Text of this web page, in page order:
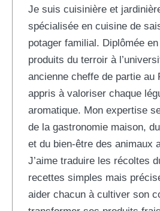
Je suis cuisinière et
spécialisée en cuisine de
potager familial. Diplômée
produits du terroir à
ancienne cheffe de partie au
appris à valoriser chaque
aromatique. Mon expertise
de la gastronomie maison,
et du bien-être des animaux
J’aime traduire les récoltes
recettes simples mais
aider chacun à cultiver son